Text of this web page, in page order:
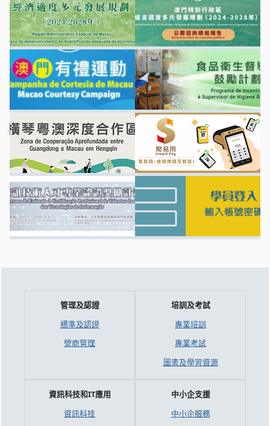
管理及認證
標準及認證
營商管理
培訓及考試
專業培訓
專業考試
圖書及學習資源
資訊科技和IT應用
資訊科技
中小企支援
中小企服務